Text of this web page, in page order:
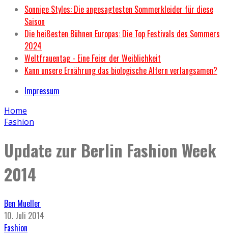
Sonnige Styles: Die angesagtesten Sommerkleider für diese
Saison
Die heißesten Bühnen Europas: Die Top Festivals des Sommers
2024
Weltfrauentag - Eine Feier der Weiblichkeit
Kann unsere Ernährung das biologische Altern verlangsamen?
Impressum
Home
Fashion
Update zur Berlin Fashion Week
2014
Ben Mueller
10. Juli 2014
Fashion